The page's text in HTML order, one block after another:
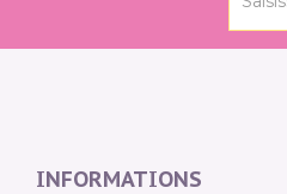
INFORMATIONS